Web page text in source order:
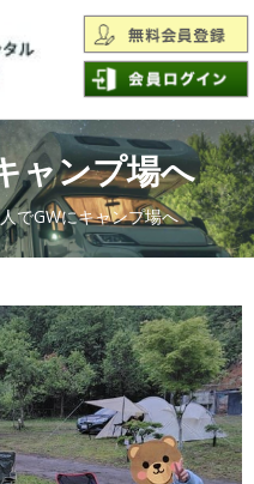
ャンプ場へ
4人でGWにキャンプ場へ